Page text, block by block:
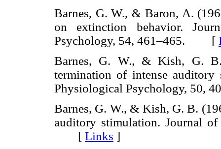
Barnes, G. W., & Baron, A.
on extinction behavior.
Psychology, 54, 461–465. [
Barnes, G. W., & Kish, G.
termination of intense auditory
Physiological Psychology,
Barnes, G. W., & Kish, G. B.
auditory stimulation. Journal
[ Links ]